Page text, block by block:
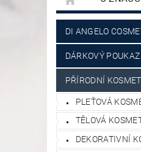
KONTAKTY
DI ANGELO
DÁRKOVÝ POUKAZ
PŘÍRODNÍ
PLEŤOVÁ
TĚLOVÁ
DEKORATIVNÍ